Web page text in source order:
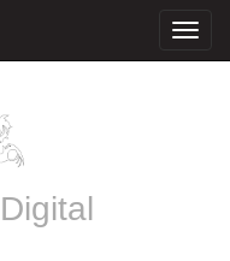
Digital